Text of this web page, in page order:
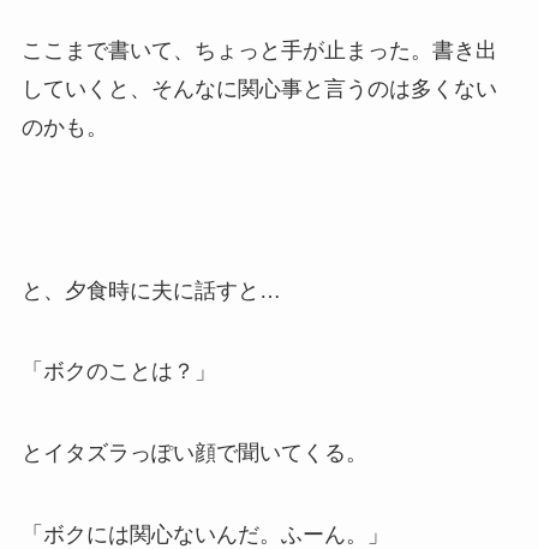
ここまで書いて、ちょっと手が止まった。書き出
していくと、そんなに関心事と言うのは多くない
のかも。
と、夕食時に夫に話すと…
「ボクのことは？」
とイタズラっぽい顔で聞いてくる。
「ボクには関心ないんだ。ふーん。」